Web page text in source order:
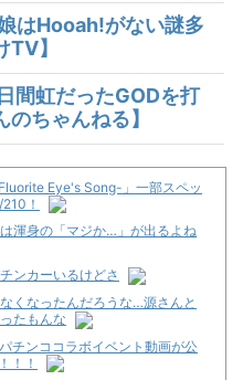
はHooah!がない謎多
】
間虹だったGODを打
ちゃんねる】
Eye's Song-」一部スペッ
！
渾身の「マジか…」が出るよね
ンカーいるけどさ
くなったんだろうな…源さんと
たもんな
チンココラボイベント動画が公
！！